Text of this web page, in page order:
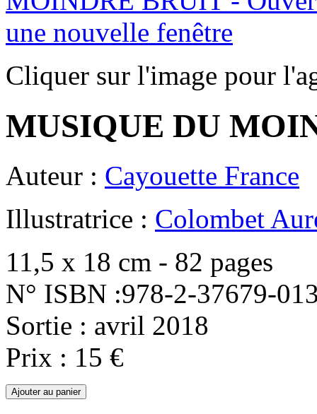
Cliquer sur l'image pour
MUSIQUE DU
Auteur : Cayouette France
Illustratrice : Colombet
11,5 x 18 cm - 82 pages
N° ISBN :978-2-37679-
Sortie : avril 2018
Prix : 15 €